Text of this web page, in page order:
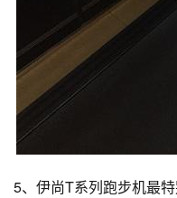
5、伊尚T系列跑步机最